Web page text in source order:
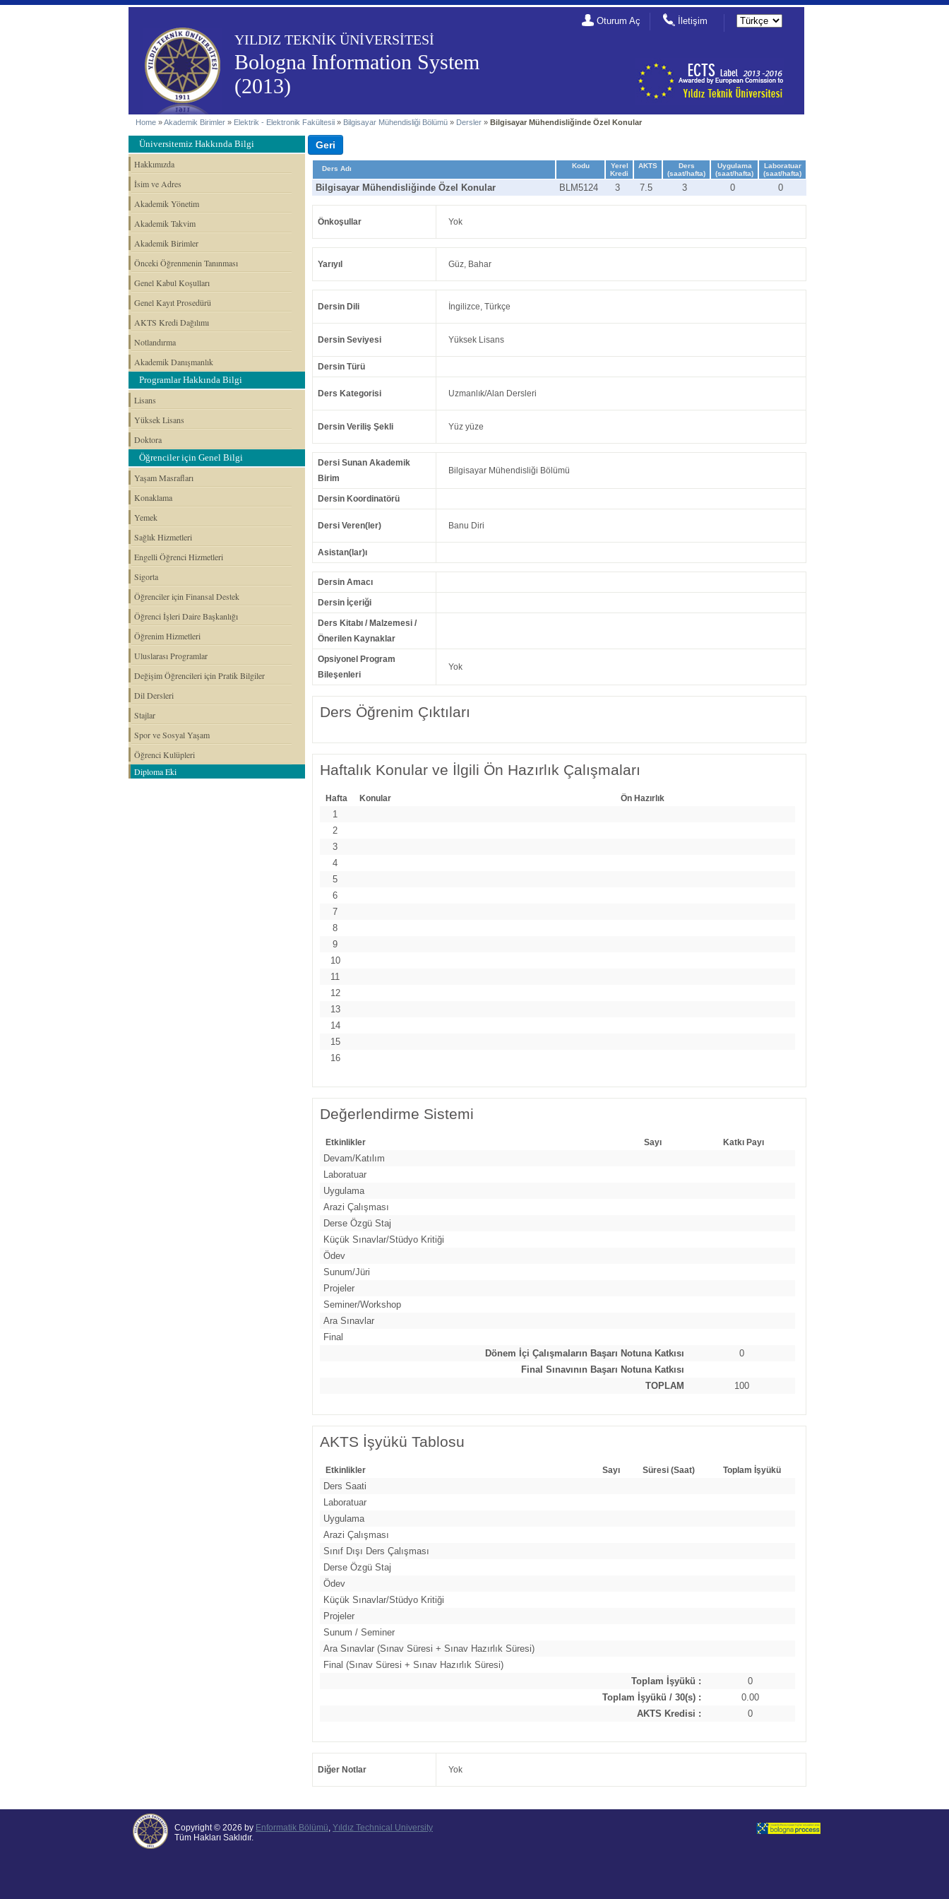
YILDIZ TEKNİK ÜNİVERSİTESİ
Bologna Information System
(2013)
Oturum Aç İletişim
Home »Akademik Birimler » Elektrik - Elektronik Fakültesii » Bilgisayar Mühendisliği Bölümü » Dersler » Bilgisayar Mühendisliğinde Özel Konular
Üniversitemiz Hakkında Bilgi
Hakkımızda
İsim ve Adres
Akademik Yönetim
Akademik Takvim
Akademik Birimler
Önceki Öğrenmenin Tanınması
Genel Kabul Koşulları
Genel Kayıt Prosedürü
AKTS Kredi Dağılımı
Notlandırma
Akademik Danışmanlık
Programlar Hakkında Bilgi
Lisans
Yüksek Lisans
Doktora
Öğrenciler için Genel Bilgi
Yaşam Masrafları
Konaklama
Yemek
Sağlık Hizmetleri
Engelli Öğrenci Hizmetleri
Sigorta
Öğrenciler için Finansal Destek
Öğrenci İşleri Daire Başkanlığı
Öğrenim Hizmetleri
Uluslarası Programlar
Değişim Öğrencileri için Pratik Bilgiler
Dil Dersleri
Stajlar
Spor ve Sosyal Yaşam
Öğrenci Kulüpleri
Diploma Eki
Ders Adı Kodu
Yerel
Kredi
AKTS
Ders
(saat/hafta)
Uygulama
(saat/hafta)
Laboratuar
(saat/hafta)
Bilgisayar Mühendisliğinde Özel Konular BLM5124 3 7.5 3 0 0
Önkoşullar Yok
Yarıyıl Güz, Bahar
Dersin Dili İngilizce, Türkçe
Dersin Seviyesi Yüksek Lisans
Dersin Türü
Ders Kategorisi Uzmanlık/Alan Dersleri
Dersin Veriliş Şekli Yüz yüze
Dersi Sunan Akademik
Birim
Bilgisayar Mühendisliği Bölümü
Dersin Koordinatörü
Dersi Veren(ler) Banu Diri
Asistan(lar)ı
Dersin Amacı
Dersin İçeriği
Ders Kitabı / Malzemesi /
Önerilen Kaynaklar
Opsiyonel Program
Bileşenleri
Yok
Ders Öğrenim Çıktıları
Haftalık Konular ve İlgili Ön Hazırlık Çalışmaları
Hafta Konular Ön Hazırlık
1
2
3
4
5
6
7
8
9
10
11
12
13
14
15
16
Değerlendirme Sistemi
Etkinlikler Sayı Katkı Payı
Devam/Katılım
Laboratuar
Uygulama
Arazi Çalışması
Derse Özgü Staj
Küçük Sınavlar/Stüdyo Kritiği
Ödev
Sunum/Jüri
Projeler
Seminer/Workshop
Ara Sınavlar
Final
Dönem İçi Çalışmaların Başarı Notuna Katkısı
0
Final Sınavının Başarı Notuna Katkısı
TOPLAM
100
AKTS İşyükü Tablosu
Etkinlikler Sayı Süresi (Saat) Toplam İşyükü
Ders Saati
Laboratuar
Uygulama
Arazi Çalışması
Sınıf Dışı Ders Çalışması
Derse Özgü Staj
Ödev
Küçük Sınavlar/Stüdyo Kritiği
Projeler
Sunum / Seminer
Ara Sınavlar (Sınav Süresi + Sınav Hazırlık Süresi)
Final (Sınav Süresi + Sınav Hazırlık Süresi)
Toplam İşyükü :
0
Toplam İşyükü / 30(s) :
0.00
AKTS Kredisi :
0
Diğer Notlar Yok
Copyright © 2026 by Enformatik Bölümü, Yıldız Technical University
Tüm Hakları Saklıdır.